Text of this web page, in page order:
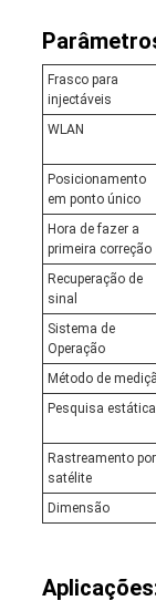
Frasco para
injectáveis
WLAN
Posicionamento
em ponto único
Hora de fazer a
primeira correção
Recuperação de
sinal
Sistema de
Operação
Método de
Pesquisa estática
Rastreamento por
satélite
Dimensão